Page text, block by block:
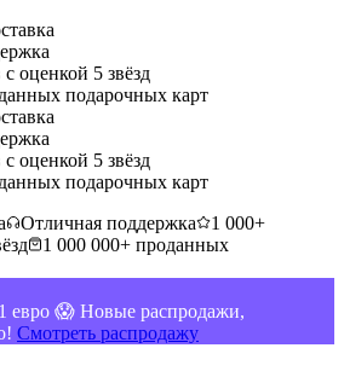
оценкой 5 звёзд
подарочных карт
оценкой 5 звёзд
подарочных карт
Отличная поддержка
1 000+
1 000 000+ проданных
евро 😱 Новые распродажи,
Смотреть распродажу